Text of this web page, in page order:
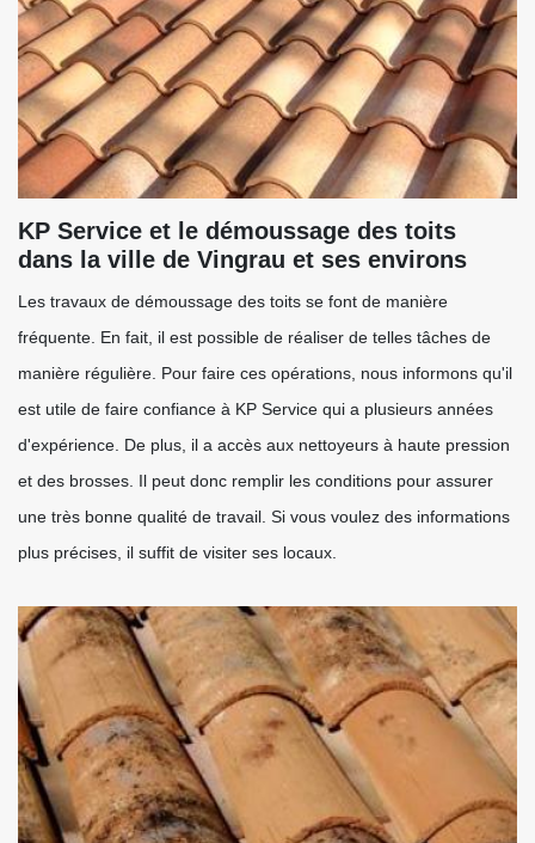
KP Service et le démoussage des toits
dans la ville de Vingrau et ses environs
Les travaux de démoussage des toits se font de manière
fréquente. En fait, il est possible de réaliser de telles tâches de
manière régulière. Pour faire ces opérations, nous informons qu'il
est utile de faire confiance à KP Service qui a plusieurs années
d'expérience. De plus, il a accès aux nettoyeurs à haute pression
et des brosses. Il peut donc remplir les conditions pour assurer
une très bonne qualité de travail. Si vous voulez des informations
plus précises, il suffit de visiter ses locaux.